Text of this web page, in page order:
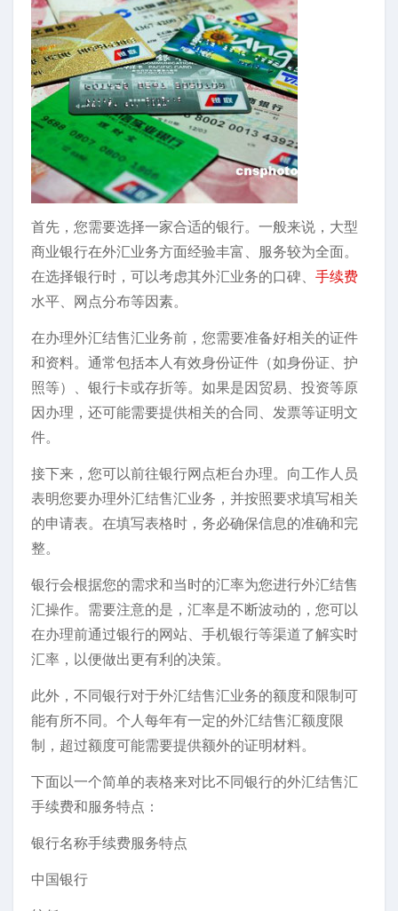
首先，您需要选择一家合适的银行。一般来说，大型
商业银行在外汇业务方面经验丰富、服务较为全面。
在选择银行时，可以考虑其外汇业务的口碑、 手续费
水平、网点分布等因素。
在办理外汇结售汇业务前，您需要准备好相关的证件
和资料。通常包括本人有效身份证件（如身份证、护
照等）、银行卡或存折等。如果是因贸易、投资等原
因办理，还可能需要提供相关的合同、发票等证明文
件。
接下来，您可以前往银行网点柜台办理。向工作人员
表明您要办理外汇结售汇业务，并按照要求填写相关
的申请表。在填写表格时，务必确保信息的准确和完
整。
银行会根据您的需求和当时的汇率为您进行外汇结售
汇操作。需要注意的是，汇率是不断波动的，您可以
在办理前通过银行的网站、手机银行等渠道了解实时
汇率，以便做出更有利的决策。
此外，不同银行对于外汇结售汇业务的额度和限制可
能有所不同。个人每年有一定的外汇结售汇额度限
制，超过额度可能需要提供额外的证明材料。
下面以一个简单的表格来对比不同银行的外汇结售汇
手续费和服务特点：
银行名称手续费服务特点
中国银行